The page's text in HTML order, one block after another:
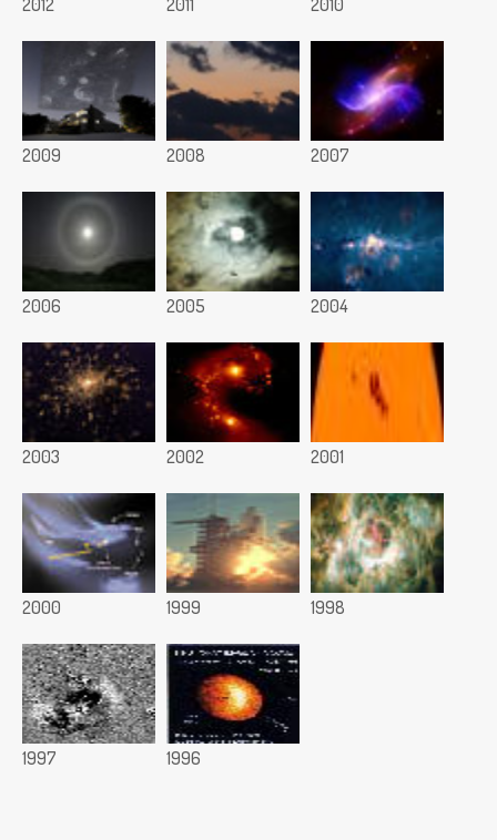
2009 2008 2007
2006 2005 2004
2003 2002 2001
2000 1999 1998
1997 1996